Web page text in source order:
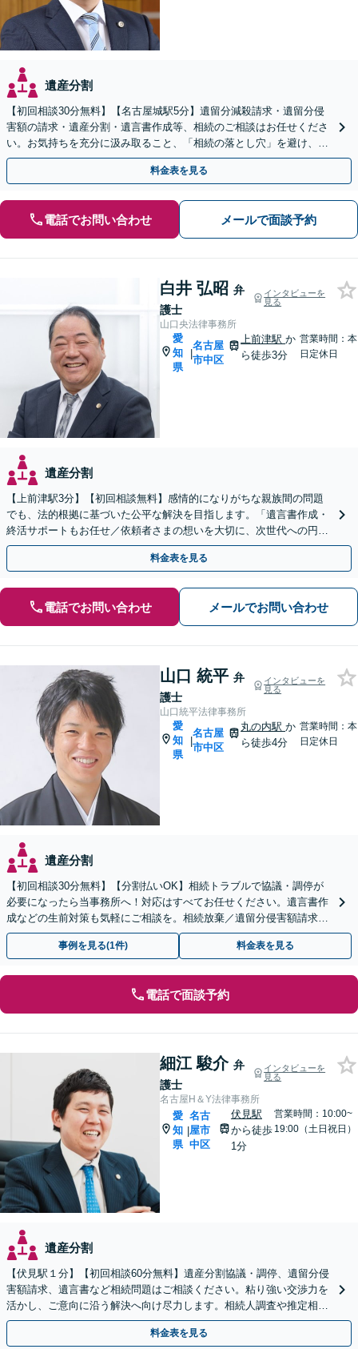
遺産分割
【初回相談30分無料】【名古屋城駅5分】遺留分減殺請求・遺留分侵
害額の請求・遺産分割・遺言書作成等、相続のご相談はお任せくださ
い。お気持ちを充分に汲み取ること、「相続の落とし穴」を避け、あ
らゆる可能性を把握することで最良の解決を目指します。
料金表を見る
電話でお問い合わせ メールで面談予約
白井 弘昭 弁
護士
インタビューを
見る
山口央法律事務所
愛
知
県
|
名古屋
市中区
上前津駅か
ら徒歩3分
営業時間：本
日定休日
遺産分割
【上前津駅3分】【初回相談無料】感情的になりがちな親族間の問題
でも、法的根拠に基づいた公平な解決を目指します。「遺言書作成・
終活サポートもお任せ／依頼者さまの想いを大切に、次世代への円滑
な財産承継をお手伝いします」【休日・夜間相談可】
料金表を見る
電話でお問い合わせ メールでお問い合わせ
山口 統平 弁
護士
インタビューを
見る
山口統平法律事務所
愛
知
県
|
名古屋
市中区
丸の内駅か
ら徒歩4分
営業時間：本
日定休日
遺産分割
【初回相談30分無料】【分割払いOK】相続トラブルで協議・調停が
必要になったら当事務所へ！対応はすべてお任せください。遺言書作
成などの生前対策も気軽にご相談を。相続放棄／遺留分侵害額請求求
／成年後見など【丸の内駅4分】【完全個室】
事例を見る(1件) 料金表を見る
電話で面談予約
細江 駿介 弁
護士
インタビューを
見る
名古屋H＆Y法律事務所
愛
知
県
|
名古
屋市
中区
伏見駅
から徒歩
1分
営業時間：10:00~
19:00（土日祝日）
遺産分割
【伏見駅１分】【初回相談60分無料】遺産分割協議・調停、遺留分侵
害額請求、遺言書など相続問題はご相談ください。粘り強い交渉力を
活かし、ご意向に沿う解決へ向け尽力します。相続人調査や推定相続
人廃除など複雑な件もご相談ください【土日祝対応可】
料金表を見る